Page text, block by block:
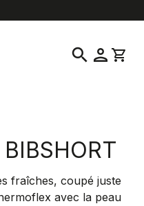
search person shopping_cart
fraîches, coupé juste
avec la peau